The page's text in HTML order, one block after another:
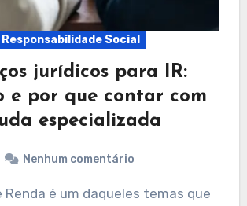
Responsabilidade Social
jurídicos para IR:
e por que contar com
especializada
Nenhum comentário